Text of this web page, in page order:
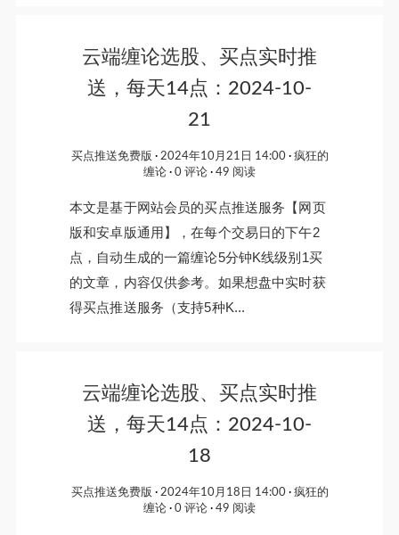
云端缠论选股、买点实时推
送，每天14点：2024-10-
21
买点推送免费版 2024年10月21日 14:00
疯狂的
缠论
0 评论 49 阅读
本文是基于网站会员的买点推送服务【网页
版和安卓版通用】，在每个交易日的下午2
点，自动生成的一篇缠论5分钟K线级别1买
的文章，内容仅供参考。如果想盘中实时获
得买点推送服务（支持5种K...
云端缠论选股、买点实时推
送，每天14点：2024-10-
18
买点推送免费版 2024年10月18日 14:00
疯狂的
缠论
0 评论 49 阅读